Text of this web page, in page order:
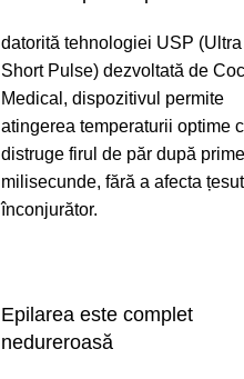
datorită tehnologiei USP (Ultra
Short Pulse) dezvoltată de
Medical, dispozitivul permite
atingerea temperaturii optime
distruge firul de păr după
milisecunde, fără a afecta
înconjurător.
Epilarea este complet
nedureroasă